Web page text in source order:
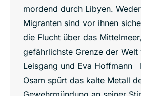
mordend durch Libyen.
Migranten sind vor ihnen
die Flucht über das
gefährlichste Grenze der Welt
Leisgang und Eva Hoffmann
Osam spürt das kalte Metall